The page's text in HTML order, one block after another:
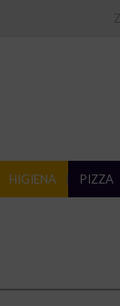
HIGIENA PIZZA